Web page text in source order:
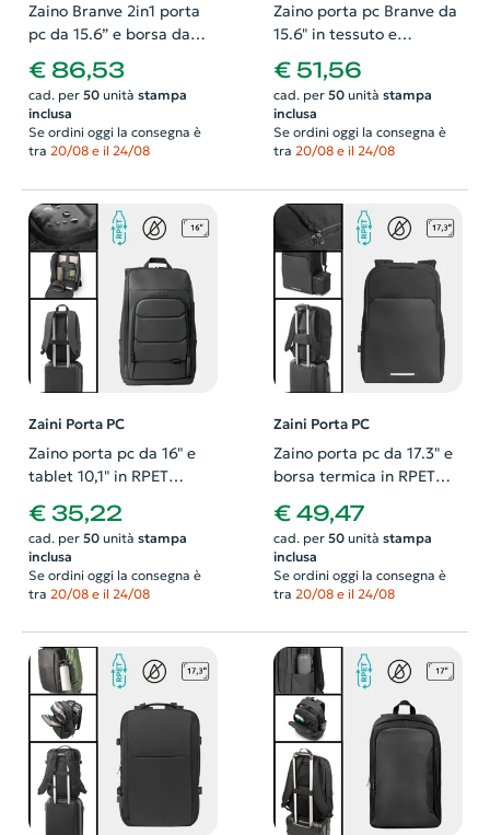
Zaino Branve 2in1 porta
pc da 15.6” e borsa da
viaggio con tasca
antifurto e cinghia per
trolley
€ 86,53
cad. per 50unità stampa
inclusa
Se ordini oggi la consegna è
tra 20/08 e il 24/08
Zaino porta pc Branve da
15.6" in tessuto e
similpelle con cinturini
regolabili sui lati e
impugnatura rinforzata
€ 51,56
cad. per 50unità stampa
inclusa
Se ordini oggi la consegna è
tra 20/08 e il 24/08
Zaini Porta PC
Zaino porta pc da 16" e
tablet 10,1" in RPET
frontale cinghia per
trolley e striscia
riflettente
€ 35,22
cad. per 50unità stampa
inclusa
Se ordini oggi la consegna è
tra 20/08 e il 24/08
Zaini Porta PC
Zaino porta pc da 17.3" e
borsa termica in RPET
cinghia per trolley
€ 49,47
cad. per 50unità stampa
inclusa
Se ordini oggi la consegna è
tra 20/08 e il 24/08